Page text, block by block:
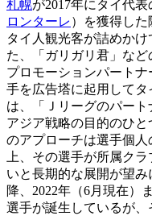
札幌が2017年にタイ代
ロンターレ ）を獲得し
タイ人観光客が詰めか
た、「ガリガリ君」な
プロモーションパート
手を広告塔に起用して
は、「Ｊリーグのパー
アジア戦略の目的のひ
のアプローチは選手個
上、その選手が所属ク
いと長期的な展開が望
降、2022年（6月現在）
選手が誕生しているが